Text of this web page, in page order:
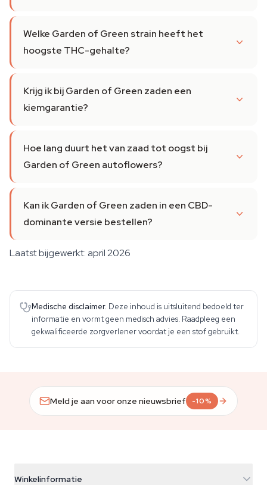
Welke Garden of Green strain heeft het
hoogste THC-gehalte?
Krijg ik bij Garden of Green zaden een
kiemgarantie?
Hoe lang duurt het van zaad tot oogst bij
Garden of Green autoflowers?
Kan ik Garden of Green zaden in een CBD-
dominante versie bestellen?
Laatst bijgewerkt: april 2026
Medische disclaimer. Deze inhoud is uitsluitend bedoeld ter
informatie en vormt geen medisch advies. Raadpleeg een
gekwalificeerde zorgverlener voordat je een stof gebruikt.
Meld je aan voor onze nieuwsbrief -10%
Winkelinformatie